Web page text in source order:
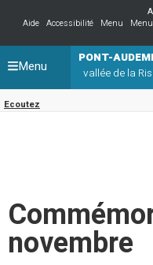
Aide
Accessibilité Menu
PONT-
vallée de la
Ecoutez
Menu
novembre